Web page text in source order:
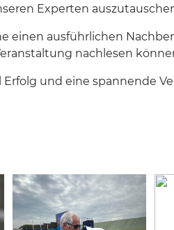
Experten
einen ausführlichen
nachlesen
und eine spannende